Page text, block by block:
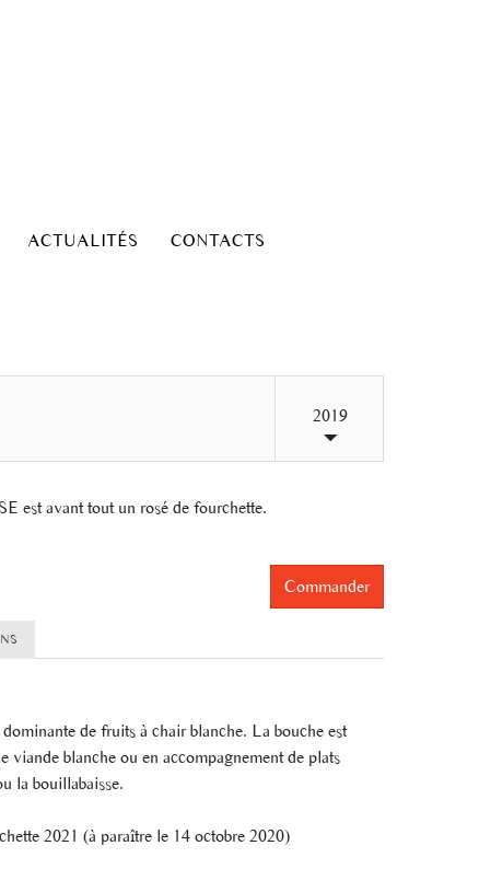
ACTUALITÉS CONTACTS
2019
est avant tout un rosé de fourchette.
Commander
de fruits à chair blanche. La bouche est
blanche ou en accompagnement de plats
la bouillabaisse.
2021 (à paraître le 14 octobre 2020)